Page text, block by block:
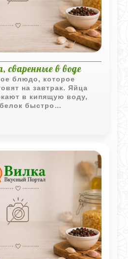
сваренные в воде
блюдо, которое
на завтрак. Яйца
в кипящую воду,
быстро
желтка, образуя
напоминающую